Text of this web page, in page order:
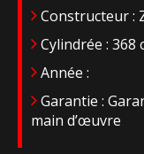
Constructeur :
Cylindrée : 368
Année :
Garantie :
main d’œuvre